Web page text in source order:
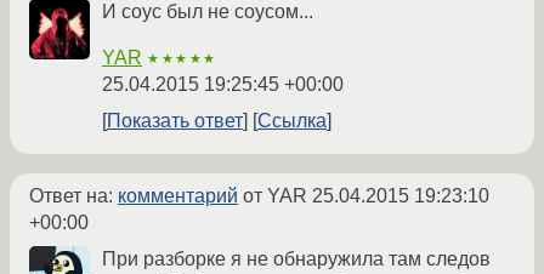
И соус был не соусом...
YAR ★★★★★
25.04.2015 19:25:45 +00:00
Показать ответ
Ссылка
Ответ на: комментарий от YAR 25.04.2015 19:23:10
+00:00
При разборке я не обнаружила там следов